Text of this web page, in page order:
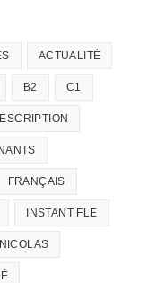
ACTUALITÉ
B2 C1
FRANÇAIS
INSTANT FLE
NICOLAS